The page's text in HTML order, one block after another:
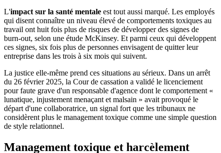
L'impact sur la santé mentale est tout aussi marqué. Les employés
qui disent connaître un niveau élevé de comportements toxiques au
travail ont huit fois plus de risques de développer des signes de
burn-out, selon une étude McKinsey. Et parmi ceux qui développent
ces signes, six fois plus de personnes envisagent de quitter leur
entreprise dans les trois à six mois qui suivent.
La justice elle-même prend ces situations au sérieux. Dans un arrêt
du 26 février 2025, la Cour de cassation a validé le licenciement
pour faute grave d'un responsable d'agence dont le comportement «
lunatique, injustement menaçant et malsain » avait provoqué le
départ d'une collaboratrice, un signal fort que les tribunaux ne
considèrent plus le management toxique comme une simple question
de style relationnel.
Management toxique et harcèlement